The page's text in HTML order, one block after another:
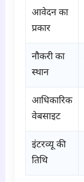
आवेदन का
प्रकार
नौकरी का
स्थान
आधिकारिक
वेबसाइट
इंटरव्यू की
तिथि